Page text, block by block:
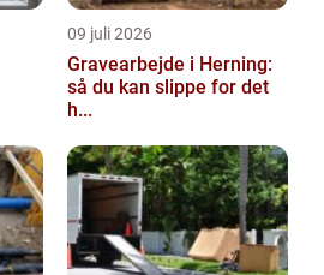
09 juli 2026
Gravearbejde i Herning:
så du kan slippe for det
h...